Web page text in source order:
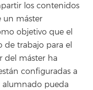
los contenidos
un máster
objetivo que el
trabajo para el
del máster ha
configuradas a
alumnado pueda